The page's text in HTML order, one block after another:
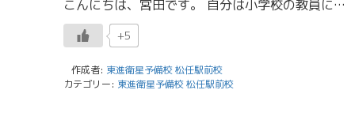
こんにちは、宮田です。 自分は小学校の教員になろうと思っているので、大学で小学校の英語学習について学んでいます。小学校では英語とは言わず、外国語と言います。なぜかはわかりません。今度聞きます。 小学校3.4年生では外国語 […]
+5
作成者: 東進衛星予備校 松任駅前校
カテゴリー: 東進衛星予備校 松任駅前校